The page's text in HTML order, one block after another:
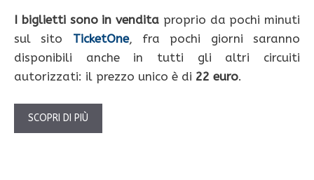
I biglietti sono in vendita proprio da pochi minuti
sul sito TicketOne, fra pochi giorni saranno
disponibili anche in tutti gli altri circuiti
autorizzati: il prezzo unico è di 22 euro.
SCOPRI DI PIÙ